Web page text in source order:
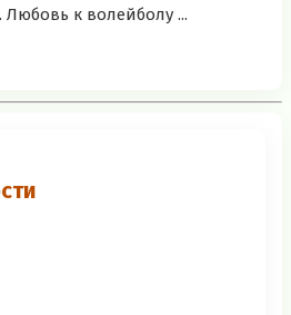
к волейболу ...